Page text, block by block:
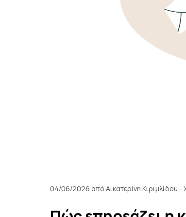
04/06/2026 από Αικατερίνη Κιριμλίδου -